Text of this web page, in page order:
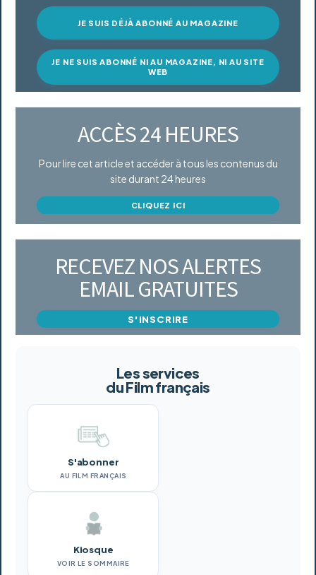
JE SUIS DÉJÀ ABONNÉ AU MAGAZINE
JE NE SUIS ABONNÉ NI AU MAGAZINE, NI AU SITE
WEB
ACCÈS 24 HEURES
Pour lire cet article et accéder à tous les contenus du
site durant 24 heures
CLIQUEZ ICI
RECEVEZ NOS ALERTES
EMAIL GRATUITES
S'INSCRIRE
Les services
du Film français
S'abonner
AU FILM FRANÇAIS
Kiosque
VOIR LE SOMMAIRE